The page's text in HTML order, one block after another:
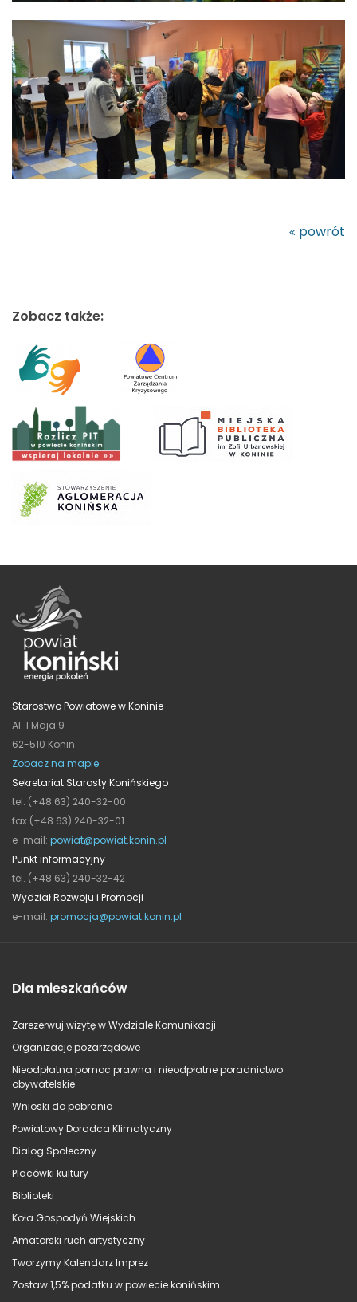
powrót
Zobacz także:
Starostwo Powiatowe w Koninie
Al. 1 Maja 9
62-510 Konin
Zobacz na mapie
Sekretariat Starosty Konińskiego
tel. (+48 63) 240-32-00
fax (+48 63) 240-32-01
e-mail: powiat@powiat.konin.pl
Punkt informacyjny
tel. (+48 63) 240-32-42
Wydział Rozwoju i Promocji
e-mail: promocja@powiat.konin.pl
Dla mieszkańców
Zarezerwuj wizytę w Wydziale Komunikacji
Organizacje pozarządowe
Nieodpłatna pomoc prawna i nieodpłatne poradnictwo
obywatelskie
Wnioski do pobrania
Powiatowy Doradca Klimatyczny
Dialog Społeczny
Placówki kultury
Biblioteki
Koła Gospodyń Wiejskich
Amatorski ruch artystyczny
Tworzymy Kalendarz Imprez
Zostaw 1,5% podatku w powiecie konińskim